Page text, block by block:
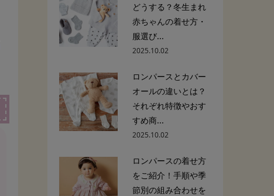
どうする？冬生まれ
赤ちゃんの着せ方・
服選び...
2025.10.02
ロンパースとカバー
オールの違いとは？
それぞれ特徴やおす
すめ商...
2025.10.02
ロンパースの着せ方
をご紹介！手順や季
節別の組み合わせを